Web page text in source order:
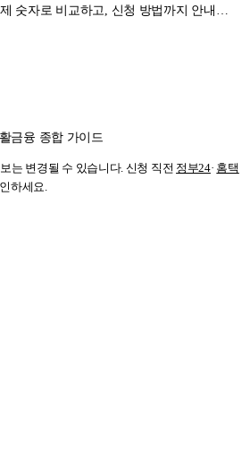
숫자로 비교하고, 신청 방법까지 안내한
금융 종합 가이드
는 변경될 수 있습니다. 신청 직전 정부24· 홈택
하세요.